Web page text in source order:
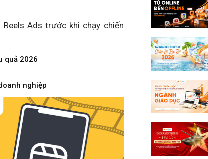
Ads trước khi chạy chiến
quả 2026
nghiệp